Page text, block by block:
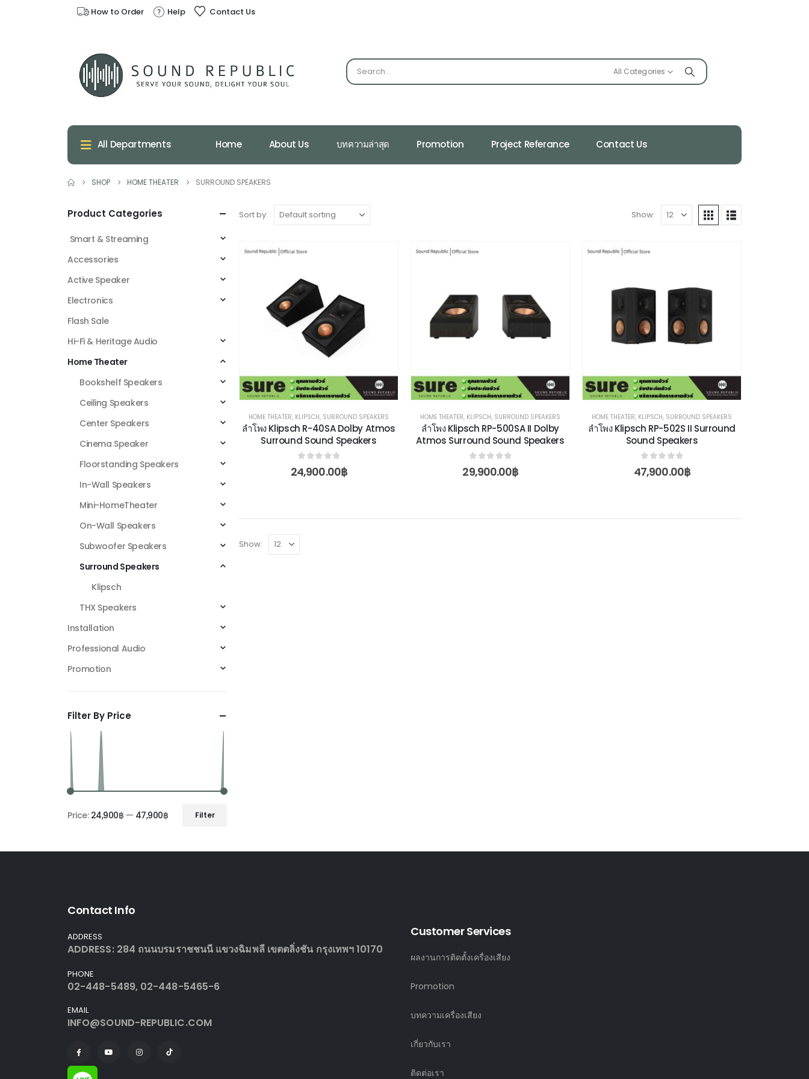
How to Order Help Contact Us
All Categories
All Departments Home About Us บทความล่าสุด Promotion Project Referance Contact Us
SHOP HOME THEATER SURROUND SPEAKERS
Sort by: Show:
HOME THEATER, KLIPSCH, SURROUND SPEAKERS
ลำโพง Klipsch R-40SA Dolby Atmos
Surround Sound Speakers
out of 5
24,900.00฿
HOME THEATER, KLIPSCH, SURROUND SPEAKERS
ลำโพง Klipsch RP-500SA II Dolby
Atmos Surround Sound Speakers
0 out of 5
29,900.00฿
HOME THEATER, KLIPSCH, SURROUND SPEAKERS
ลำโพง Klipsch RP-502S II Surround
Sound Speakers
0out of 5
47,900.00฿
Show:
Product Categories
Smart & Streaming
Accessories
Active Speaker
Electronics
Flash Sale
Hi-Fi & Heritage Audio
Home Theater
Bookshelf Speakers
Ceiling Speakers
Center Speakers
Cinema Speaker
Floorstanding Speakers
In-Wall Speakers
Mini-HomeTheater
On-Wall Speakers
Subwoofer Speakers
Surround Speakers
Klipsch
THX Speakers
Installation
Professional Audio
Promotion
Filter By Price
Filter
Price: 24,900฿ — 47,900฿
Contact Info
ADDRESS
ADDRESS: 284 ถนนบรมราชชนนี แขวงฉิมพลี เขตตลิ่งชัน กรุงเทพฯ 10170
PHONE
02-448-5489, 02-448-5465-6
EMAIL
INFO@SOUND-REPUBLIC.COM
Customer Services
ผลงานการติดตั้งเครื่องเสียง
Promotion
บทความเครื่องเสียง
เกี่ยวกับเรา
ติดต่อเรา